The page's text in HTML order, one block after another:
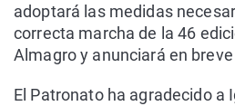
adoptará las medidas
correcta marcha de la 46
Almagro y anunciará en
El Patronato ha agradecido a